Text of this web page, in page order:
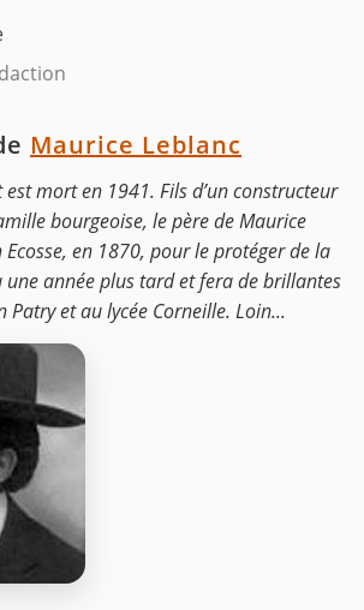
Maurice Leblanc
mort en 1941. Fils d’un constructeur
bourgeoise, le père de Maurice
Ecosse, en 1870, pour le protéger de la
une année plus tard et fera de brillantes
Patry et au lycée Corneille. Loin...